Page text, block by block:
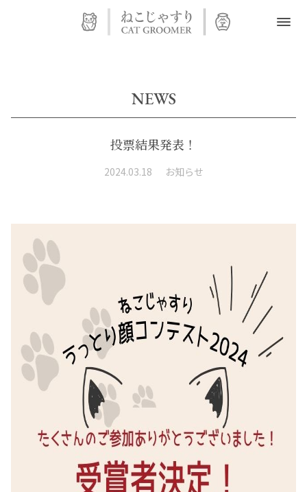
FAQ
ONLINE SHOP
NEWS
投票結果発表！
2024.03.18 お知らせ